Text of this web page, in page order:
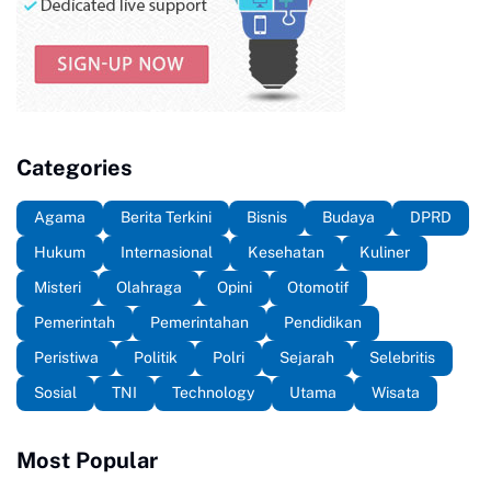
Categories
Agama Berita Terkini Bisnis Budaya
DPRD
Hukum
Internasional Kesehatan
Kuliner
Misteri
Olahraga Opini
Otomotif
Pemerintah
Pemerintahan
Pendidikan
Peristiwa
Politik Polri Sejarah
Selebritis
Sosial
TNI Technology Utama Wisata
Most Popular